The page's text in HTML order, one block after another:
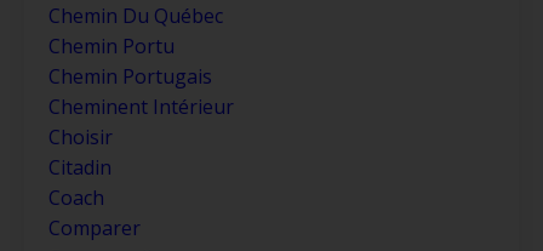
Chemin Du Québec
Chemin Portu
Chemin Portugais
Cheminent Intérieur
Choisir
Citadin
Coach
Comparer